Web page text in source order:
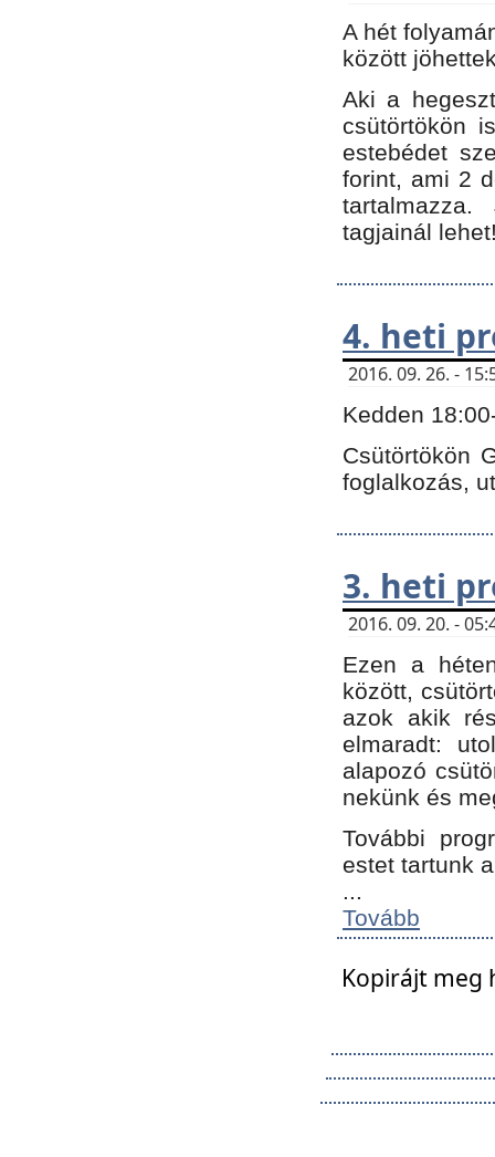
A hét
között
Aki a
csütörtökön
estebédet
forint, ami 2
tartalmazza.
tagjainál
4. heti
2016. 09. 26. -
Kedden
Csütörtökön
foglalkozás,
3. heti
2016. 09. 20. -
Ezen a
között,
azok akik
elmaradt:
alapozó
nekünk és
További
estet tartunk
...
Tovább
Kopirájt meg